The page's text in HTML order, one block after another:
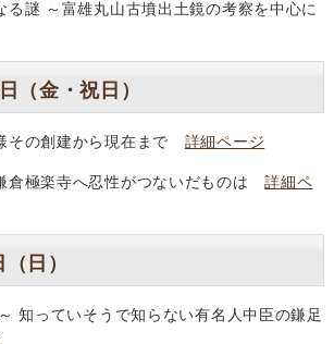
謎 ～富雄丸山古墳出土鏡の考察を中心に
（金・祝日）
の創建から現在まで 詳細ページ
倉極楽寺へ忍性がつないだものは詳細ペ
日）
知っていそうで知らない有名人中臣の鎌足